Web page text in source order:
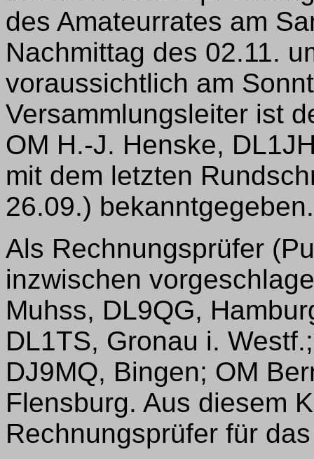
des Amateurrates am
Nachmittag des 02.11.
voraussichtlich am
Versammlungsleiter ist
OM H.-J. Henske,
mit dem letzten
26.09.) bekanntgegeben.
Als Rechnungsprüfer
inzwischen
Muhss, DL9QG,
DL1TS, Gronau i.
DJ9MQ, Bingen; OM
Flensburg. Aus diesem
Rechnungsprüfer für